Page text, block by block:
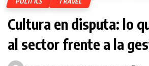
Cultura en disputa: lo
al sector frente a la